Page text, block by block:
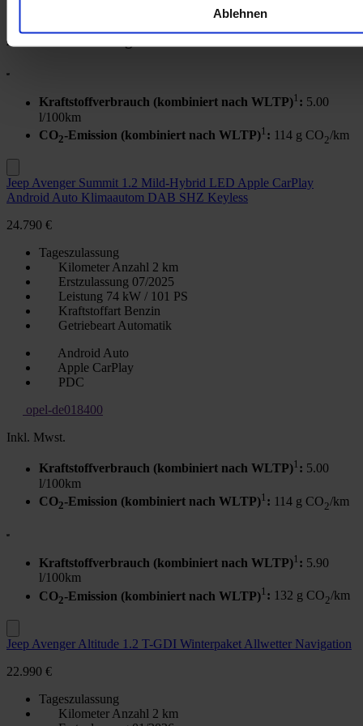
Ablehnen
Ähnliche Fahrzeuge
Kraftstoffverbrauch (kombiniert nach WLTP)1 : 5.00
l/100km
CO2-Emission (kombiniert nach WLTP)1 : 114 g CO2/km
Jeep Avenger Summit 1.2 Mild-Hybrid LED Apple CarPlay
Android Auto Klimaautom DAB SHZ Keyless
24.790 €
Tageszulassung
Kilometer Anzahl 2 km
Erstzulassung 07/2025
Leistung 74 kW / 101 PS
Kraftstoffart Benzin
Getriebeart Automatik
Android Auto
Apple CarPlay
PDC
opel-de018400
Inkl. Mwst.
Kraftstoffverbrauch (kombiniert nach WLTP)1 : 5.00
l/100km
CO2-Emission (kombiniert nach WLTP)1 : 114 g CO2/km
Kraftstoffverbrauch (kombiniert nach WLTP)1 : 5.90
l/100km
CO2-Emission (kombiniert nach WLTP)1 : 132 g CO2/km
Jeep Avenger Altitude 1.2 T-GDI Winterpaket Allwetter Navigation
22.990 €
Tageszulassung
Kilometer Anzahl 2 km